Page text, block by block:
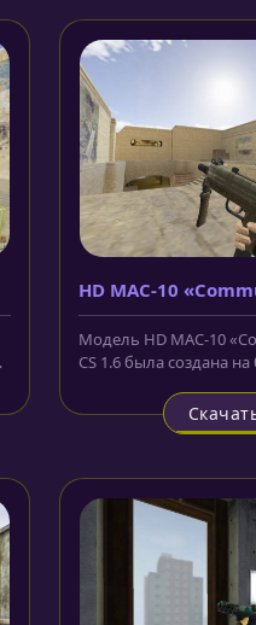
HD MAC-10
Модель HD MAC-10
CS 1.6 была создана на
террористов...